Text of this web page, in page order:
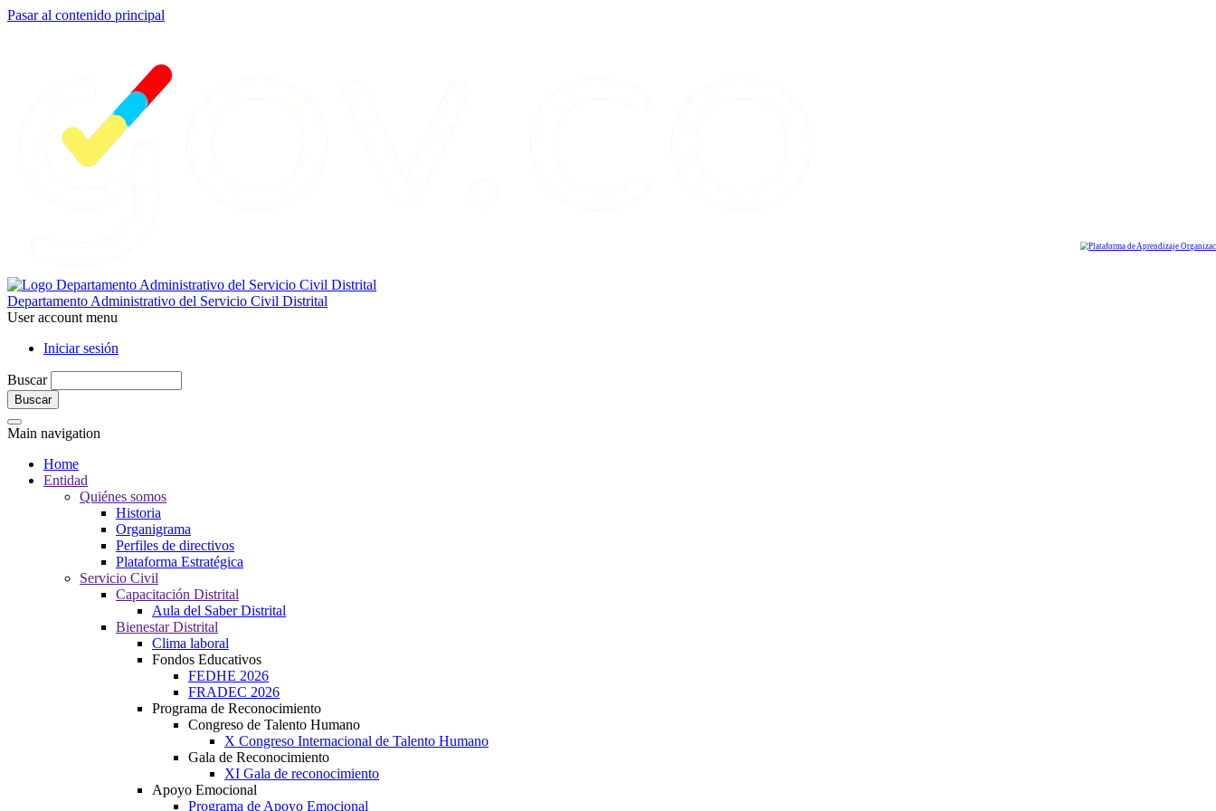
Pasar al contenido principal
Departamento Administrativo del Servicio Civil Distrital
User account menu
Iniciar sesión
Buscar
Main navigation
Home
Entidad
Quiénes somos
Historia
Organigrama
Perfiles de directivos
Plataforma Estratégica
Servicio Civil
Capacitación Distrital
Aula del Saber Distrital
Bienestar Distrital
Clima laboral
Fondos Educativos
FEDHE 2026
FRADEC 2026
Programa de Reconocimiento
Congreso de Talento Humano
X Congreso Internacional de Talento Humano
Gala de Reconocimiento
XI Gala de reconocimiento
Apoyo Emocional
Programa de Apoyo Emocional